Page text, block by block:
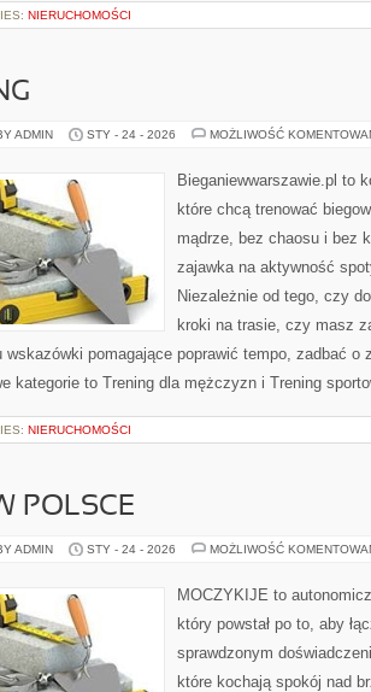
NIERUCHOMOŚCI
ADMIN STY - 24 - 2026 MOŻLIWOŚĆ
Bieganiewwarszawie.pl to
które chcą trenować
mądrze, bez chaosu i bez
zajawka na aktywność
Niezależnie od tego, czy
kroki na trasie, czy masz
wskazówki pomagające poprawić tempo, zadbać o
kategorie to Trening dla mężczyzn i Trening
NIERUCHOMOŚCI
POLSCE
ADMIN STY - 24 - 2026 MOŻLIWOŚĆ
MOCZYKIJE to
który powstał po to, aby
sprawdzonym
które kochają spokój nad